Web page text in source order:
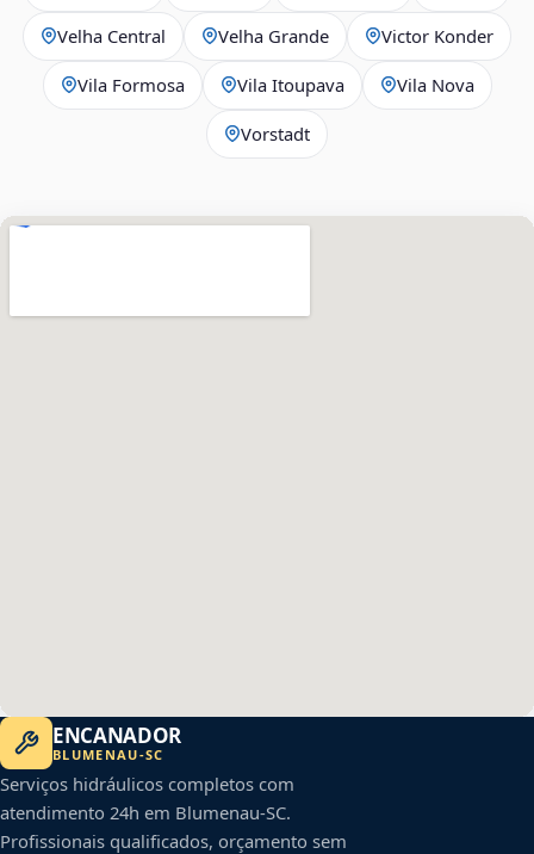
Velha Central Velha Grande Victor Konder
Vila Formosa Vila Itoupava Vila Nova
Vorstadt
ENCANADOR
BLUMENAU-SC
Serviços hidráulicos completos com
atendimento 24h em Blumenau-SC.
Profissionais qualificados, orçamento sem